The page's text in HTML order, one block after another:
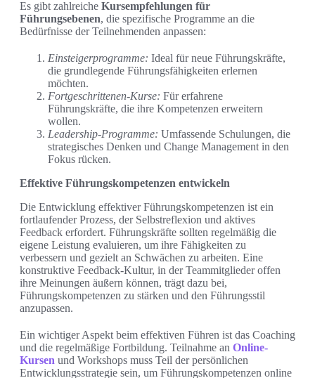
Es gibt zahlreiche Kursempfehlungen für
Führungsebenen, die spezifische Programme an die
Bedürfnisse der Teilnehmenden anpassen:
Einsteigerprogramme: Ideal für neue Führungskräfte,
die grundlegende Führungsfähigkeiten erlernen
möchten.
Fortgeschrittenen-Kurse: Für erfahrene
Führungskräfte, die ihre Kompetenzen erweitern
wollen.
Leadership-Programme: Umfassende Schulungen, die
strategisches Denken und Change Management in den
Fokus rücken.
Effektive Führungskompetenzen entwickeln
Die Entwicklung effektiver Führungskompetenzen ist ein
fortlaufender Prozess, der Selbstreflexion und aktives
Feedback erfordert. Führungskräfte sollten regelmäßig die
eigene Leistung evaluieren, um ihre Fähigkeiten zu
verbessern und gezielt an Schwächen zu arbeiten. Eine
konstruktive Feedback-Kultur, in der Teammitglieder offen
ihre Meinungen äußern können, trägt dazu bei,
Führungskompetenzen zu stärken und den Führungsstil
anzupassen.
Ein wichtiger Aspekt beim effektiven Führen ist das Coaching
und die regelmäßige Fortbildung. Teilnahme an Online-
Kursen und Workshops muss Teil der persönlichen
Entwicklungsstrategie sein, um Führungskompetenzen online